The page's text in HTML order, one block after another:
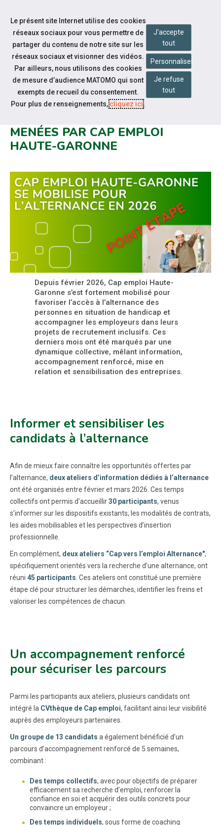
Aller au contenu
Notre actualité
ALTERNANCE ET HANDICAP : UN
MENÉES PAR CAP EMPLOI
HAUTE-GARONNE
Depuis février 2026, Cap emploi Haute-
Garonne s’est fortement mobilisé pour
favoriser l’accès à l’alternance des
personnes en situation de handicap et
accompagner les employeurs dans leurs
projets de recrutement inclusifs. Ces
derniers mois ont été marqués par une
dynamique collective, mêlant information,
accompagnement renforcé, mise en
relation et sensibilisation des entreprises.
Informer et sensibiliser les
candidats à l’alternance
Afin de mieux faire connaître les opportunités offertes par
l’alternance, deux ateliers d’information dédiés à l’alternance
ont été organisés entre février et mars 2026. Ces temps
collectifs ont permis d’accueillir30 participants, venus
s’informer sur les dispositifs existants, les modalités de contrats,
les aides mobilisables et les perspectives d’insertion
professionnelle.
En complément, deux ateliers “Cap vers l’emploi Alternance",
spécifiquement orientés vers la recherche d’une alternance, ont
réuni 45 participants . Ces ateliers ont constitué une première
étape clé pour structurer les démarches, identifier les freins et
valoriser les compétences de chacun.
Un accompagnement renforcé
pour sécuriser les parcours
Parmi les participants aux ateliers, plusieurs candidats ont
intégré la CVthèque de Cap emploi, facilitant ainsi leur visibilité
auprès des employeurs partenaires.
Un groupe de 13 candidats a également bénéficié d’un
parcours d’accompagnement renforcé de 5 semaines,
combinant :
Des temps collectifs, avec pour objectifs de préparer
efficacement sa recherche d’emploi, renforcer la
confiance en soi et acquérir des outils concrets pour
convaincre un employeur ;
Des temps individuels, sous forme de coaching
Le présent site Internet utilise des cookies
réseaux sociaux pour vous permettre de
partager du contenu de notre site sur les
réseaux sociaux et visionner des vidéos.
Par ailleurs, nous utilisons des cookies
de mesure d’audience MATOMO qui sont
exempts de recueil du consentement.
Pour plus de renseignements,cliquez ici.
J'accepte
tout
Personnaliser
Je refuse
tout